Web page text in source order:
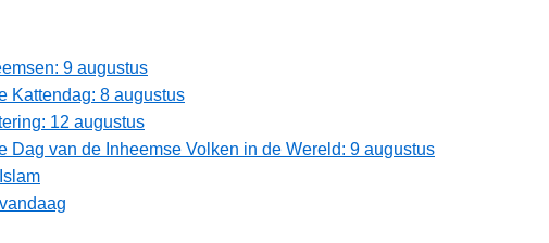
9 augustus
Kattendag: 8 augustus
12 augustus
Dag van de Inheemse Volken in de Wereld: 9 augustus